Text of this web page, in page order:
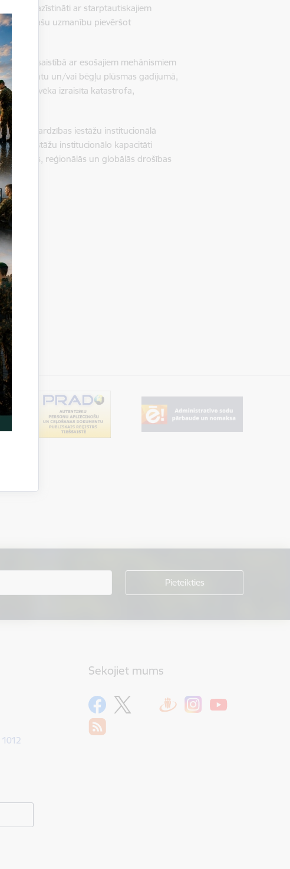
tika iepazīstināti ar starptautiskajiem
jomā, īpašu uzmanību pievēršot
saistībā ar esošajiem mehānismiem
migrantu un/vai bēgļu plūsmas gadījumā,
cilvēka izraisīta katastrofa,
apsardzības iestāžu institucionālā
iestāžu institucionālo kapacitāti
valsts, reģionālās un globālās drošības
Sekojiet mums